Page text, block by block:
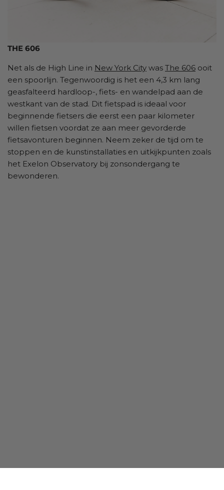
THE 606
Net als de High Line in New York City was The 606 ooit
een spoorlijn. Tegenwoordig is het een 4,3 km lang
geasfalteerd hardloop-, fiets- en wandelpad aan de
westkant van de stad. Dit fietspad is ideaal voor
beginnende fietsers die eerst een paar kilometer
willen fietsen voordat ze aan meer gevorderde
fietsavonturen beginnen. Neem zeker de tijd om te
stoppen en de kunstinstallaties en uitkijkpunten zoals
het Exelon Observatory bij zonsondergang te
bewonderen.